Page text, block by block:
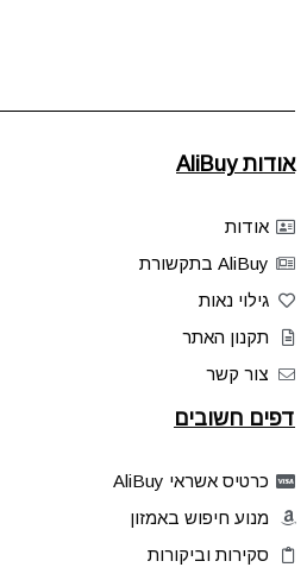
אודות AliBuy
אודות
AliBuy בתקשורת
גילוי נאות
תקנון האתר
צור קשר
דפים חשובים
כרטיס אשראי AliBuy
מנוע חיפוש באמזון
סקירות וביקורות